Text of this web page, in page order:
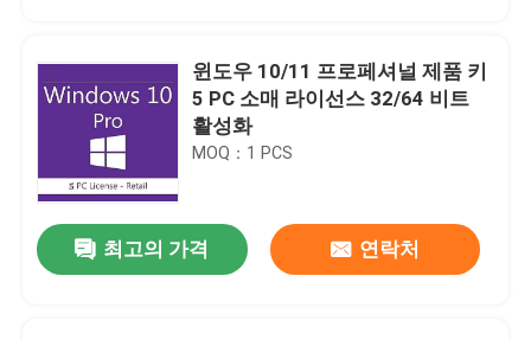
윈도우 10/11 프로페셔널 제품 키
5 PC 소매 라이선스 32/64 비트
활성화
MOQ：1 PCS
최고의 가격 연락처